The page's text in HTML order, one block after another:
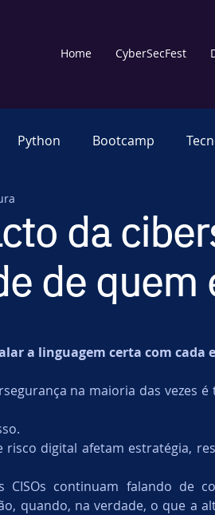
Home CyberSecFest
Python Bootcamp
Observabilidade
Pentesting
da
de quem
a linguagem certa com cada
na maioria das vezes
risco digital afetam estratégia,
CISOs continuam falando de
quando, na verdade, o que a